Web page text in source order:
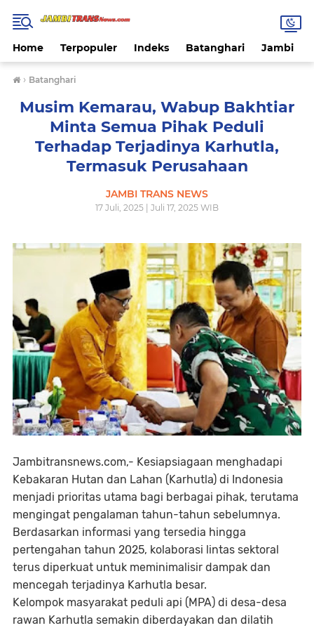
Home Terpopuler Indeks Batanghari Jambi
› Batanghari
Musim Kemarau, Wabup Bakhtiar
Minta Semua Pihak Peduli
Terhadap Terjadinya Karhutla,
Termasuk Perusahaan
JAMBI TRANS NEWS
17 Juli, 2025 | Juli 17, 2025 WIB
Jambitransnews.com,- Kesiapsiagaan menghadapi
Kebakaran Hutan dan Lahan (Karhutla) di Indonesia
menjadi prioritas utama bagi berbagai pihak, terutama
mengingat pengalaman tahun-tahun sebelumnya.
Berdasarkan informasi yang tersedia hingga
pertengahan tahun 2025, kolaborasi lintas sektoral
terus diperkuat untuk meminimalisir dampak dan
mencegah terjadinya Karhutla besar.
Kelompok masyarakat peduli api (MPA) di desa-desa
rawan Karhutla semakin diberdayakan dan dilatih